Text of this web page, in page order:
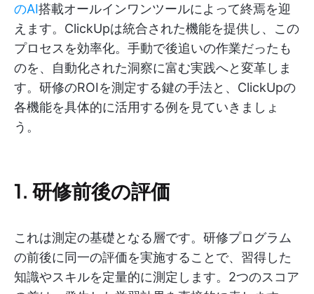
のAI搭載オールインワンツールによって終焉を迎
えます。ClickUpは統合された機能を提供し、この
プロセスを効率化。手動で後追いの作業だったも
のを、自動化された洞察に富む実践へと変革しま
す。研修のROIを測定する鍵の手法と、ClickUpの
各機能を具体的に活用する例を見ていきましょ
う。
1. 研修前後の評価
これは測定の基礎となる層です。研修プログラム
の前後に同一の評価を実施することで、習得した
知識やスキルを定量的に測定します。2つのスコア